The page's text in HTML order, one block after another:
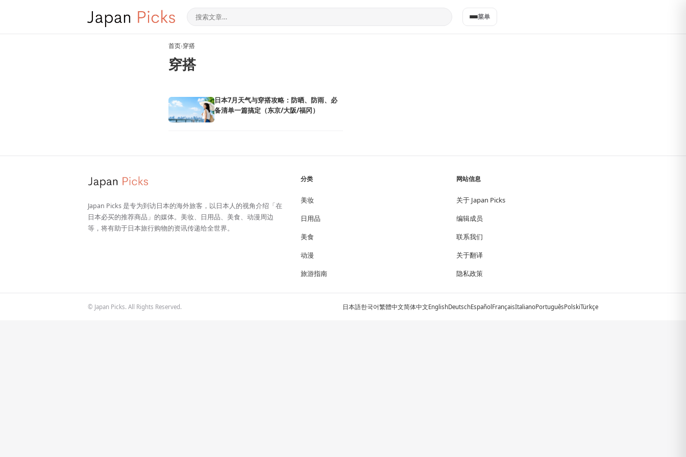
菜单
首页›穿搭
穿搭
日本7月天气与穿搭攻略：防晒、防雨、必
备清单一篇搞定（东京/大阪/福冈）
Japan Picks 是专为到访日本的海外旅客，以日本人的视角介绍「在
日本必买的推荐商品」的媒体。美妆、日用品、美食、动漫周边
等，将有助于日本旅行购物的资讯传递给全世界。
分类
美妆
日用品
美食
动漫
旅游指南
网站信息
关于 Japan Picks
编辑成员
联系我们
关于翻译
隐私政策
© Japan Picks. All Rights Reserved. 日本語한국어繁體中文简体中文EnglishDeutschEspañol FrançaisItalianoPortuguêsPolskiTürkçe